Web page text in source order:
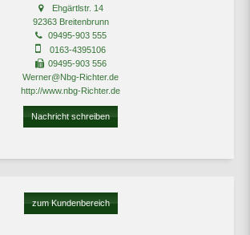
Ehgärtlstr. 14
92363 Breitenbrunn
09495-903 555
0163-4395106
09495-903 556
Werner@Nbg-Richter.de
http://www.nbg-Richter.de
Nachricht schreiben
zum Kundenbereich